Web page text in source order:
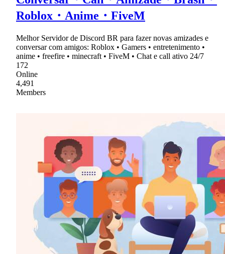
Roblox・Anime・FiveM
Melhor Servidor de Discord BR para fazer novas amizades e
conversar com amigos: Roblox • Gamers • entretenimento •
anime • freefire • minecraft • FiveM • Chat e call ativo 24/7
172
Online
4,491
Members